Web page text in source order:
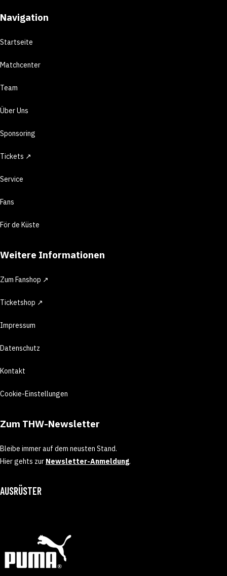
Navigation
Startseite
Matchcenter
Team
Über Uns
Sponsoring
Tickets ↗
Service
Fans
För de Küste
Weitere Informationen
Zum Fanshop ↗
Ticketshop ↗
Impressum
Datenschutz
Kontakt
Cookie-Einstellungen
Zum THW-Newsletter
Bleibe immer auf dem neusten Stand.
Hier gehts zur Newsletter-Anmeldung.
AUSRÜSTER